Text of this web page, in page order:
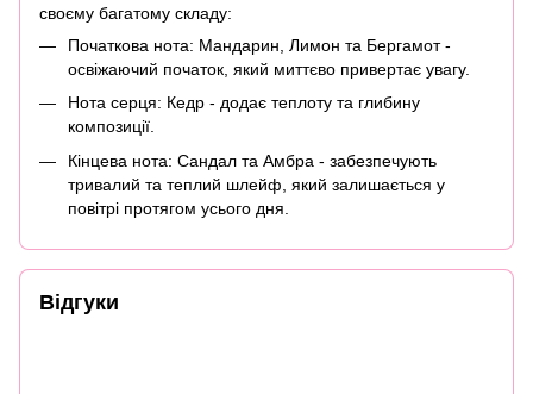
своєму багатому складу:
Початкова нота: Мандарин, Лимон та Бергамот -
освіжаючий початок, який миттєво привертає увагу.
Нота серця: Кедр - додає теплоту та глибину
композиції.
Кінцева нота: Сандал та Амбра - забезпечують
тривалий та теплий шлейф, який залишається у
повітрі протягом усього дня.
Відгуки